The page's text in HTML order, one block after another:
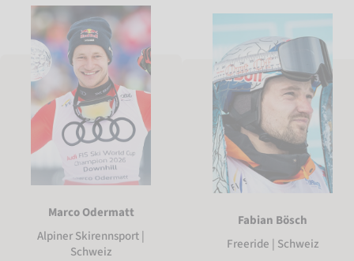
Marco Odermatt
Alpiner Skirennsport |
Schweiz
Fabian Bösch
Freeride | Schweiz